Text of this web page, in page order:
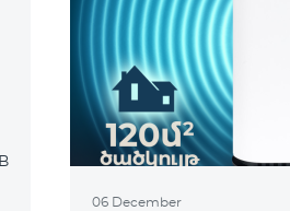
06 December